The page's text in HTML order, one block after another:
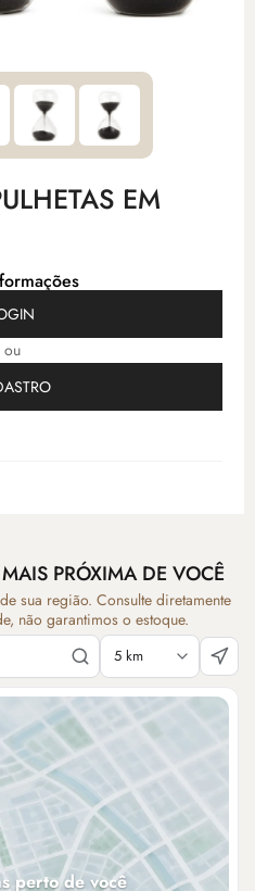
EM
ou
PRÓXIMA DE VOCÊ
sua região. Consulte diretamente
não garantimos o estoque.
perto de você